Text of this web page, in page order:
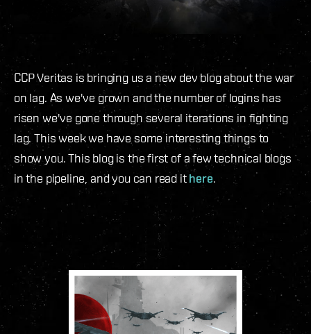
CCP Veritas is bringing us a new dev blog about the war
on lag. As we've grown and the number of logins has
risen we've gone through several iterations in fighting
lag. This week we have some interesting things to
show you. This blog is the first of a few technical blogs
in the pipeline, and you can read ithere.